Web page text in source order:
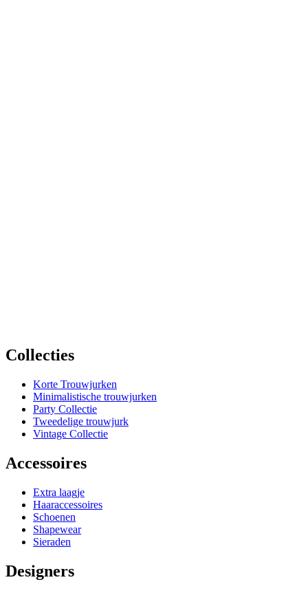
Collecties
Korte Trouwjurken
Minimalistische trouwjurken
Party Collectie
Tweedelige trouwjurk
Vintage Collectie
Accessoires
Extra laagje
Haaraccessoires
Schoenen
Shapewear
Sieraden
Designers